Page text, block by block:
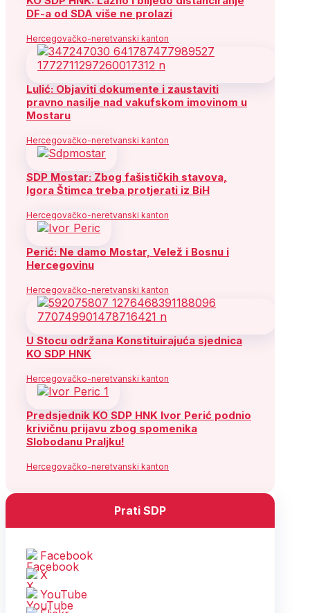
DF-a od SDA više ne prolazi
Hercegovačko-neretvanski kanton
Lulić: Objaviti dokumente i zaustaviti
pravno nasilje nad vakufskom imovinom u
Mostaru
Hercegovačko-neretvanski kanton
SDP Mostar: Zbog fašističkih stavova,
Igora Štimca treba protjerati iz BiH
Hercegovačko-neretvanski kanton
Perić: Ne damo Mostar, Velež i Bosnu i
Hercegovinu
Hercegovačko-neretvanski kanton
U Stocu održana Konstituirajuća sjednica
KO SDP HNK
Hercegovačko-neretvanski kanton
Predsjednik KO SDP HNK Ivor Perić podnio
krivičnu prijavu zbog spomenika
Slobodanu Praljku!
Hercegovačko-neretvanski kanton
Prati SDP
Facebook
X
YouTube